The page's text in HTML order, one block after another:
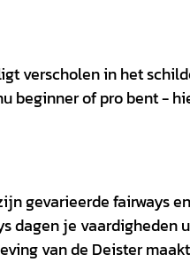
verscholen in het
beginner of pro bent -
gevarieerde fairways
dagen je vaardigheden
van de Deister